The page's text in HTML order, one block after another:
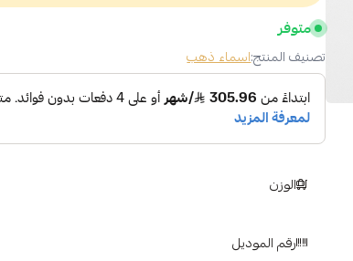
متوفر
تصنيف المنتج:اسماء ذهب
الوزن
رقم الموديل